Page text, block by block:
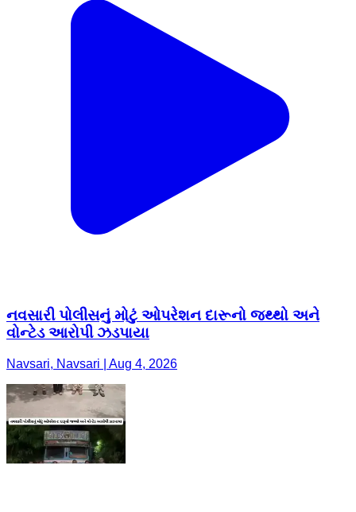
નવસારી પોલીસનું મોટું ઓપરેશન દારૂનો જથ્થો અને
વોન્ટેડ આરોપી ઝડપાયા
Navsari, Navsari | Aug 4, 2026